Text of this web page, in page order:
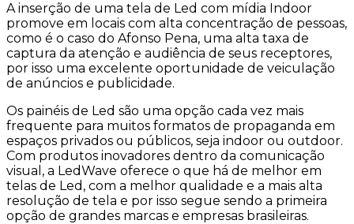
A inserção de uma tela de Led com mídia Indoor
promove em locais com alta concentração de pessoas,
como é o caso do Afonso Pena, uma alta taxa de
captura da atenção e audiência de seus receptores,
por isso uma excelente oportunidade de veiculação
de anúncios e publicidade.
Os painéis de Led são uma opção cada vez mais
frequente para muitos formatos de propaganda em
espaços privados ou públicos, seja indoor ou outdoor.
Com produtos inovadores dentro da comunicação
visual, a LedWave oferece o que há de melhor em
telas de Led, com a melhor qualidade e a mais alta
resolução de tela e por isso segue sendo a primeira
opção de grandes marcas e empresas brasileiras.